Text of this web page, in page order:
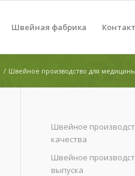
Швейная фабрика
/ Швейное производство для
Швейное
качества
Швейное
выпуска